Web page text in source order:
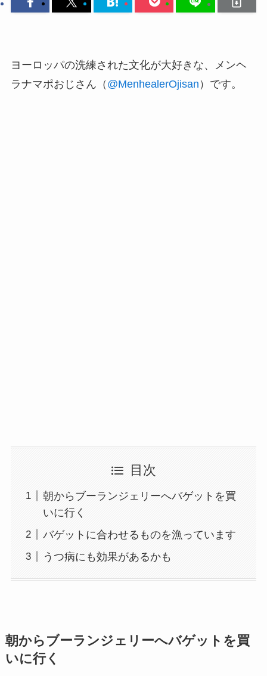
ヨーロッパの洗練された文化が大好きな、メンヘ
ラナマポおじさん（ @MenhealerOjisan ）です。
目次
朝からブーランジェリーへバゲットを買
いに行く
バゲットに合わせるものを漁っています
うつ病にも効果があるかも
朝からブーランジェリーへバゲットを買
いに行く